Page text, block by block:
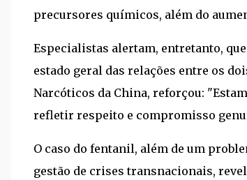
precursores químicos, além do
Especialistas alertam, entretanto,
estado geral das relações entre os
Narcóticos da China, reforçou:
refletir respeito e compromisso
O caso do fentanil, além de um
gestão de crises transnacionais,